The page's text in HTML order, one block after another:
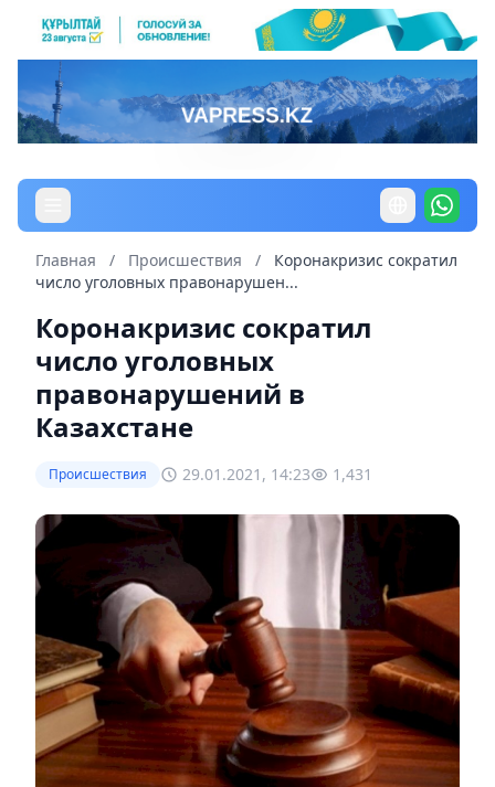
Главная / Происшествия /
Коронакризис сократил
число уголовных правонарушен...
Коронакризис сократил
число уголовных
правонарушений в
Казахстане
Происшествия 29.01.2021, 14:23 1,431